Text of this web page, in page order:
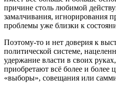
причине столь любимой
замалчивания, игнорирования
проблемы уже близки к
Поэтому-то и нет доверия к
политической системе,
удержание власти в своих
приобретают всё более и
«выборы», совещания или